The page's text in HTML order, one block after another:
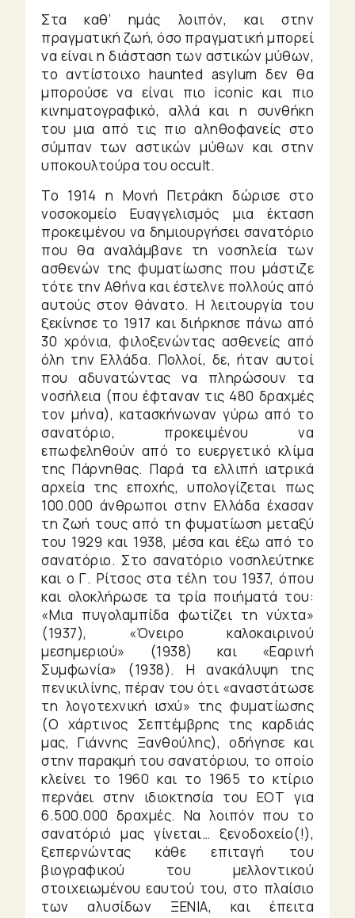
Στα καθ’ ημάς λοιπόν, και στην
πραγματική ζωή, όσο πραγματική μπορεί
να είναι η διάσταση των αστικών μύθων,
τo αντίστοιχo haunted asylum δεν θα
μπορούσε να είναι πιο iconic και πιο
κινηματογραφικό, αλλά και η συνθήκη
του μια από τις πιο αληθοφανείς στο
σύμπαν των αστικών μύθων και στην
υποκουλτούρα του occult.
To 1914 η Μονή Πετράκη δώρισε στο
νοσοκομείο Ευαγγελισμός μια έκταση
προκειμένου να δημιουργήσει σανατόριο
που θα αναλάμβανε τη νοσηλεία των
ασθενών της φυματίωσης που μάστιζε
τότε την Αθήνα και έστελνε πολλούς από
αυτούς στον θάνατο. Η λειτουργία του
ξεκίνησε το 1917 και διήρκησε πάνω από
30 χρόνια, φιλοξενώντας ασθενείς από
όλη την Ελλάδα. Πολλοί, δε, ήταν αυτοί
που αδυνατώντας να πληρώσουν τα
νοσήλεια (που έφταναν τις 480 δραχμές
τον μήνα), κατασκήνωναν γύρω από το
σανατόριο, προκειμένου να
επωφεληθούν από το ευεργετικό κλίμα
της Πάρνηθας. Παρά τα ελλιπή ιατρικά
αρχεία της εποχής, υπολογίζεται πως
100.000 άνθρωποι στην Ελλάδα έχασαν
τη ζωή τους από τη φυματίωση μεταξύ
του 1929 και 1938, μέσα και έξω από το
σανατόριο. Στο σανατόριο νοσηλεύτηκε
και ο Γ. Ρίτσος στα τέλη του 1937, όπου
και ολοκλήρωσε τα τρία ποιήματά του:
«Μια πυγολαμπίδα φωτίζει τη νύχτα»
(1937), «Όνειρο καλοκαιρινού
μεσημεριού» (1938) και «Εαρινή
Συμφωνία» (1938). Η ανακάλυψη της
πενικιλίνης, πέραν του ότι «αναστάτωσε
τη λογοτεχνική ισχύ» της φυματίωσης
(Ο χάρτινος Σεπτέμβρης της καρδιάς
μας, Γιάννης Ξανθούλης), οδήγησε και
στην παρακμή του σανατόριου, το οποίο
κλείνει το 1960 και το 1965 το κτίριο
περνάει στην ιδιοκτησία του ΕΟΤ για
6.500.000 δραχμές. Να λοιπόν που το
σανατόριό μας γίνεται… ξενοδοχείο(!),
ξεπερνώντας κάθε επιταγή του
βιογραφικού του μελλοντικού
στοιχειωμένου εαυτού του, στο πλαίσιο
των αλυσίδων ΞΕΝΙΑ, και έπειτα